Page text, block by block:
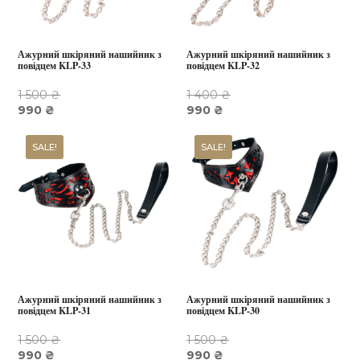
Ажурний шкіряний нашийник з
повідцем KLP-33
1 500₴
Оригінальна
500 ₴.
990 ₴
990 ₴.
Ажурний шкіряний нашийник з
повідцем KLP-32
1 400₴
Оригінальна
400 ₴.
990 ₴
990 ₴.
SALE!
Ажурний шкіряний нашийник з
повідцем KLP-31
1 500₴
Оригінальна
990 ₴
SALE!
Ажурний шкіряний нашийник з
повідцем KLP-30
1 500₴
Оригінальна
990 ₴